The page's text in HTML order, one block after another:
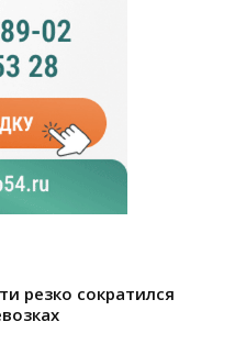
резко сократился